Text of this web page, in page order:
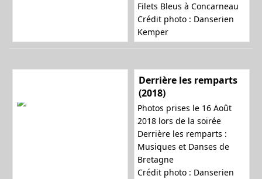
Filets Bleus à Concarneau
Crédit photo : Danserien
Kemper
Derrière les remparts
(2018)
Photos prises le 16 Août
2018 lors de la soirée
Derrière les remparts :
Musiques et Danses de
Bretagne
Crédit photo : Danserien